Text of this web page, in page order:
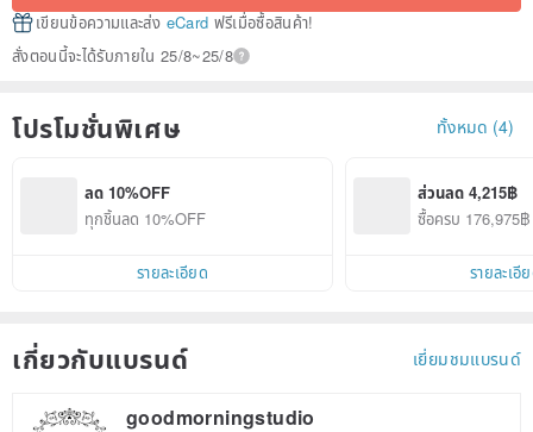
เขียนข้อความและส่ง eCard ฟรีเมื่อซื้อสินค้า!
สั่งตอนนี้จะได้รับภายใน 25/8~25/8
โปรโมชั่นพิเศษ ทั้งหมด (4)
ลด 10%OFF
ทุกชิ้นลด 10%OFF
รายละเอียด
ส่วนลด 4,215฿
ซื้อครบ 176,975
รายละเอี
เกี่ยวกับแบรนด์ เยี่ยมชมแบรนด์
goodmorningstudio